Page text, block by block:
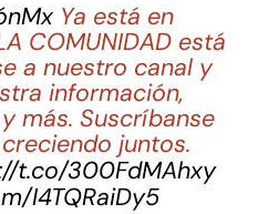
Ya está en
COMUNIDAD está
a nuestro canal y
información,
más. Suscríbanse
juntos.
t.co/300FdMAhxy
I4TQRaiDy5